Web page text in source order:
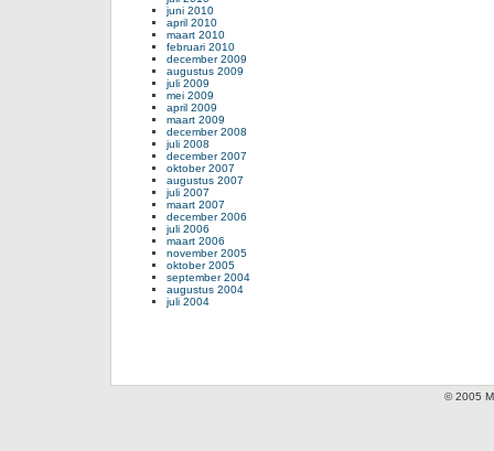
juni 2010
april 2010
maart 2010
februari 2010
december 2009
augustus 2009
juli 2009
mei 2009
april 2009
maart 2009
december 2008
juli 2008
december 2007
oktober 2007
augustus 2007
juli 2007
maart 2007
december 2006
juli 2006
maart 2006
november 2005
oktober 2005
september 2004
augustus 2004
juli 2004
© 2005